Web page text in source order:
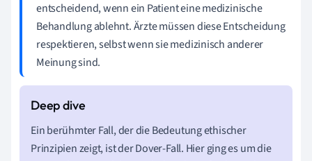
entscheidend, wenn ein Patient eine medizinische
Behandlung ablehnt. Ärzte müssen diese Entscheidung
respektieren, selbst wenn sie medizinisch anderer
Meinung sind.
Ein berühmter Fall, der die Bedeutung ethischer
Prinzipien zeigt, ist der Dover-Fall. Hier ging es um die